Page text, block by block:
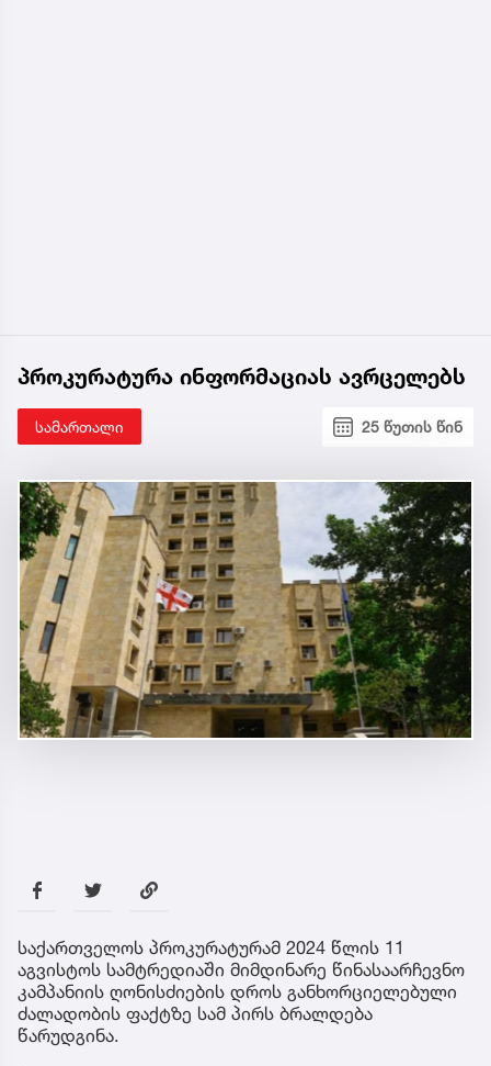
პროკურატურა ინფორმაციას ავრცელებს
სამართალი 25 წუთის წინ
საქართველოს პროკურატურამ 2024 წლის 11
აგვისტოს სამტრედიაში მიმდინარე წინასაარჩევნო
კამპანიის ღონისძიების დროს განხორციელებული
ძალადობის ფაქტზე სამ პირს ბრალდება
წარუდგინა.